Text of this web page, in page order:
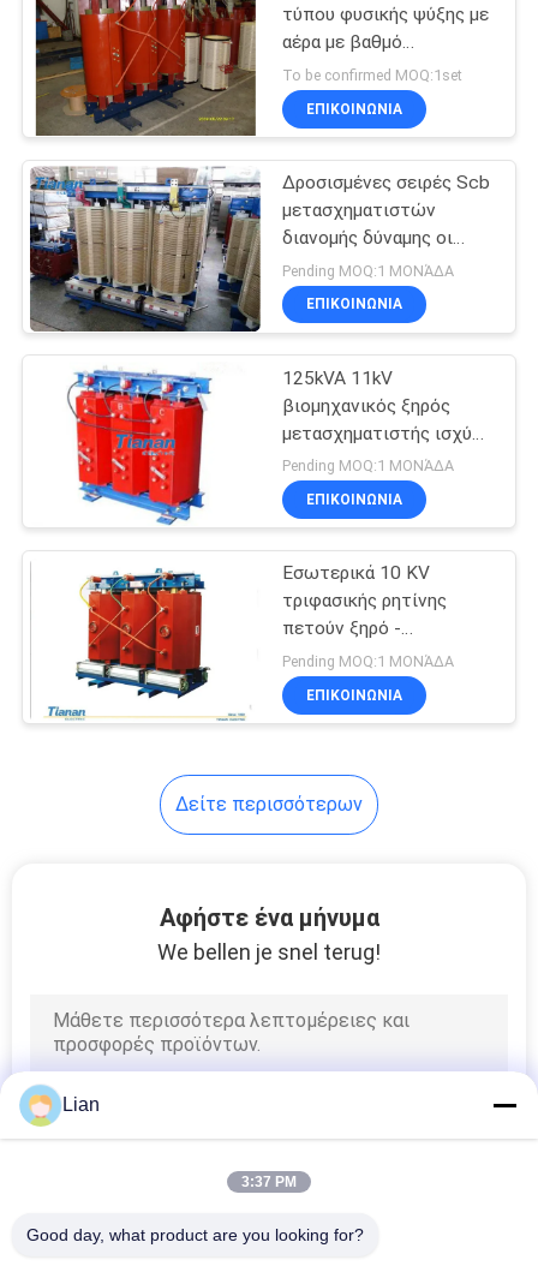
τύπου φυσικής ψύξης με
αέρα με βαθμό
προστασίας
IP100/IP200/IP23
To be confirmed MOQ:1set
ΕΠΙΚΟΙΝΩΝΊΑ
Δροσισμένες σειρές Scb
μετασχηματιστών
διανομής δύναμης οι
αέρας ξεραίνουν τους
ηλεκτρικούς
μετασχηματιστές τύπων
Pending MOQ:1 ΜΟΝΆΔΑ
ΕΠΙΚΟΙΝΩΝΊΑ
125kVA 11kV
βιομηχανικός ξηρός
μετασχηματιστής ισχύος
για σύστημα διανομής
ενέργειας
Pending MOQ:1 ΜΟΝΆΔΑ
ΕΠΙΚΟΙΝΩΝΊΑ
Εσωτερικά 10 KV
τριφασικής ρητίνης
πετούν ξηρό -
δακτυλογραφήστε το
μετασχηματιστή
διανομής δύναμης
Pending MOQ:1 ΜΟΝΆΔΑ
ΕΠΙΚΟΙΝΩΝΊΑ
Δείτε περισσότερων
Αφήστε ένα μήνυμα
We bellen je snel terug!
Lian
3:37 PM
Good day, what product are you looking for?